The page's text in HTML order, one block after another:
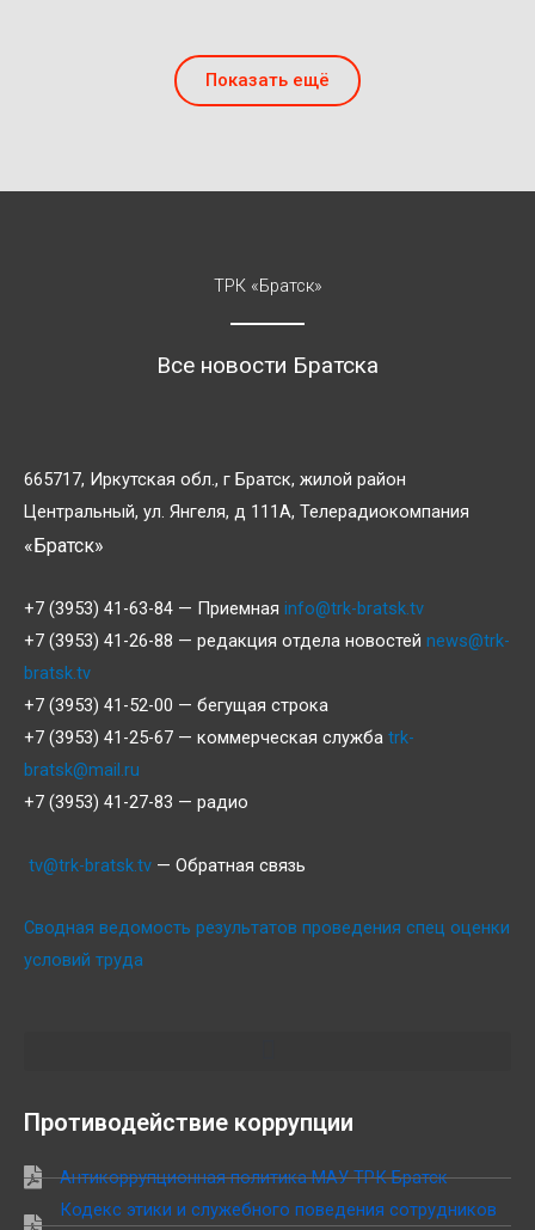
Показать ещё
ТРК «Братск»
Все новости Братска
665717, Иркутская обл., г Братск, жилой район
Центральный, ул. Янгеля, д 111А, Телерадиокомпания
«Братск»
+7 (3953) 41-63-84 — Приемная info@trk-bratsk.tv
+7 (3953) 41-26-88 — редакция отдела новостей news@trk-
bratsk.tv
+7 (3953) 41-52-00 — бегущая строка
+7 (3953) 41-25-67 — коммерческая служба trk-
bratsk@mail.ru
+7 (3953) 41-27-83 — радио
tv@trk-bratsk.tv — Обратная связь
Сводная ведомость результатов проведения спец оценки
условий труда
Противодействие коррупции
Антикоррупционная политика МАУ ТРК Братск
Кодекс этики и служебного поведения сотрудников